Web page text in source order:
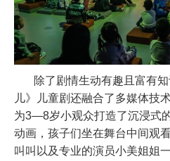
除了剧情生动有趣且富有
儿》儿童剧还融合了多媒体技
为3—8岁小观众打造了沉浸式
动画，孩子们坐在舞台中间观
叫叫以及专业的演员小美姐姐